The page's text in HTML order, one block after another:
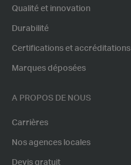
Qualité et innovation
Durabilité
Certifications et accréditations
Marques déposées
A PROPOS DE NOUS
Carrières
Nos agences locales
Devis gratuit